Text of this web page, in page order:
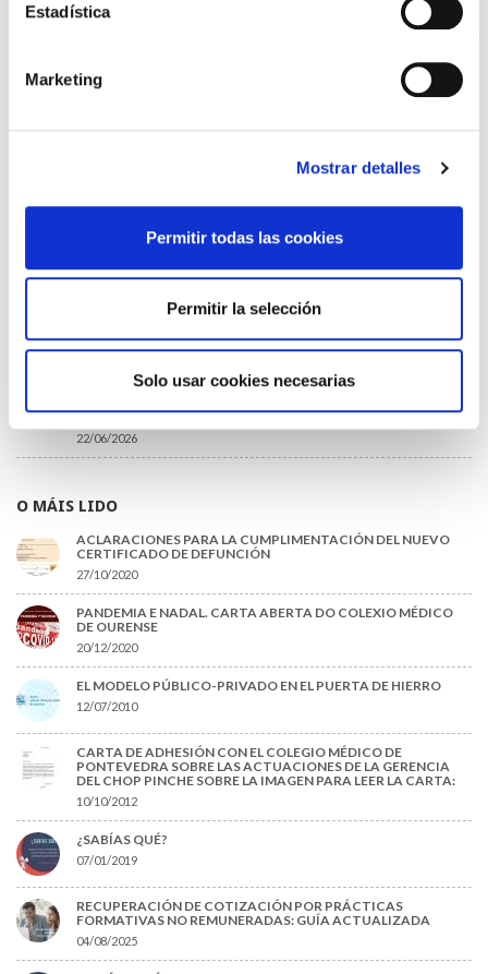
Estadística
Marketing
Mostrar detalles
Permitir todas las cookies
Permitir la selección
Solo usar cookies necesarias
22/07/2026
13/07/2026
EL AUMENTO DE PRIMAS A MUFACE NO MEJORA LAS
URGENTES ANTE LA SITUACIÓN CRÍTICA DEL SERVICIO DE
URGENCIAS DEL CHUO
INFORME SOBRE LA CONSOLIDACIÓN DE GRADO A LAS/LOS
COLEGIADAS/OS EN ACTIVO QUE HAN EJERCIDO O EJERCEN
03/07/2026
DISPONIBLE LA GRABACIÓN DE LA JORNADA «SALUD,
DE PAÍS»
22/06/2026
O MÁIS LIDO
ACLARACIONES PARA LA CUMPLIMENTACIÓN DEL NUEVO
CERTIFICADO DE DEFUNCIÓN
27/10/2020
PANDEMIA E NADAL. CARTA ABERTA DO COLEXIO MÉDICO
DE OURENSE
20/12/2020
EL MODELO PÚBLICO-PRIVADO EN EL PUERTA DE HIERRO
12/07/2010
CARTA DE ADHESIÓN CON EL COLEGIO MÉDICO DE
PONTEVEDRA SOBRE LAS ACTUACIONES DE LA GERENCIA
DEL CHOP PINCHE SOBRE LA IMAGEN PARA LEER LA CARTA:
10/10/2012
¿SABÍAS QUÉ?
07/01/2019
RECUPERACIÓN DE COTIZACIÓN POR PRÁCTICAS
FORMATIVAS NO REMUNERADAS: GUÍA ACTUALIZADA
04/08/2025